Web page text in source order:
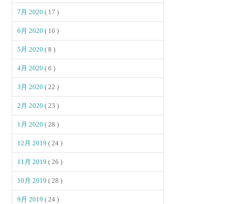
7月 2020( 17 )
6月 2020( 16 )
5月 2020( 8 )
4月 2020( 6 )
3月 2020( 22 )
2月 2020( 23 )
1月 2020( 28 )
12月 2019( 24 )
11月 2019( 26 )
10月 2019( 28 )
9月 2019( 24 )